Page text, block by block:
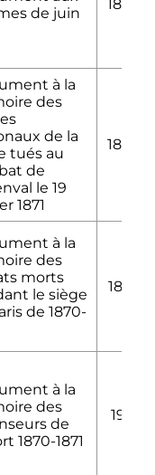
de juin
1836
à la
des
de la
tués au
de
le 19
1871
1879
à la
des
morts
le siège
de 1870-
1877
à la
des
de
1870-1871
1911